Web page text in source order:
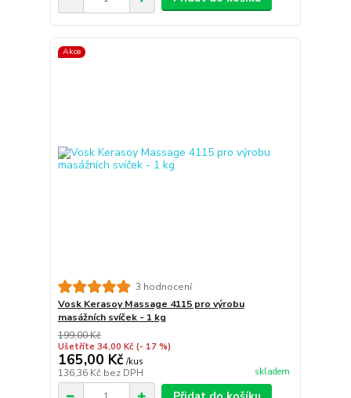
Akce
3 hodnocení
Vosk Kerasoy Massage 4115 pro výrobu
masážních svíček - 1 kg
199,00 Kč
Ušetříte 34,00 Kč (- 17 %)
165,00 Kč /kus
136,36 Kč bez DPH skladem